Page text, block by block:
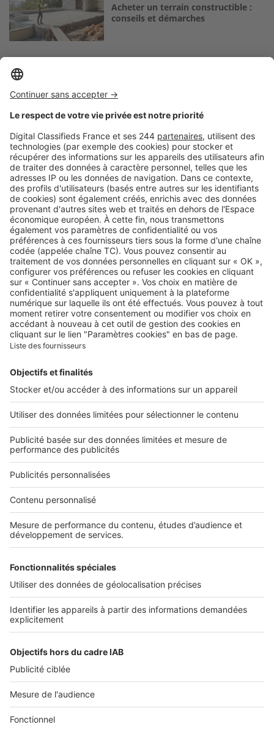
Acheter un terrain constructible :
conseils et démarches
Logic-Immo c’est aussi …
Retrouvez-nous sur …
A propos
Qui sommes-nous ?
Contacter le service client
Nous rejoindre
Presse
Nos applications
Découvrez nos applications
Services pro
Accès client
Informations légales
Politique Générale de Protection des Données
Charte éditeur